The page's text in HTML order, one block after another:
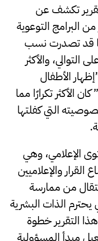
تكشف عن
البرامج التوعوية
قد تصدرت نسب
بواقع 42% و39% على التوالي، والأكثر
الأطفال
الأكثر تكرارًا مما
التي كفلتها
الإعلامي، وهي
والإعلاميين
من ممارسة
يحترم الذات البشرية
التقرير خطوة
مبدأ المسؤولية